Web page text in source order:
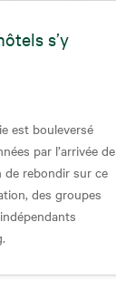
s’y
est bouleversé
par l’arrivée de
de rebondir sur ce
des groupes